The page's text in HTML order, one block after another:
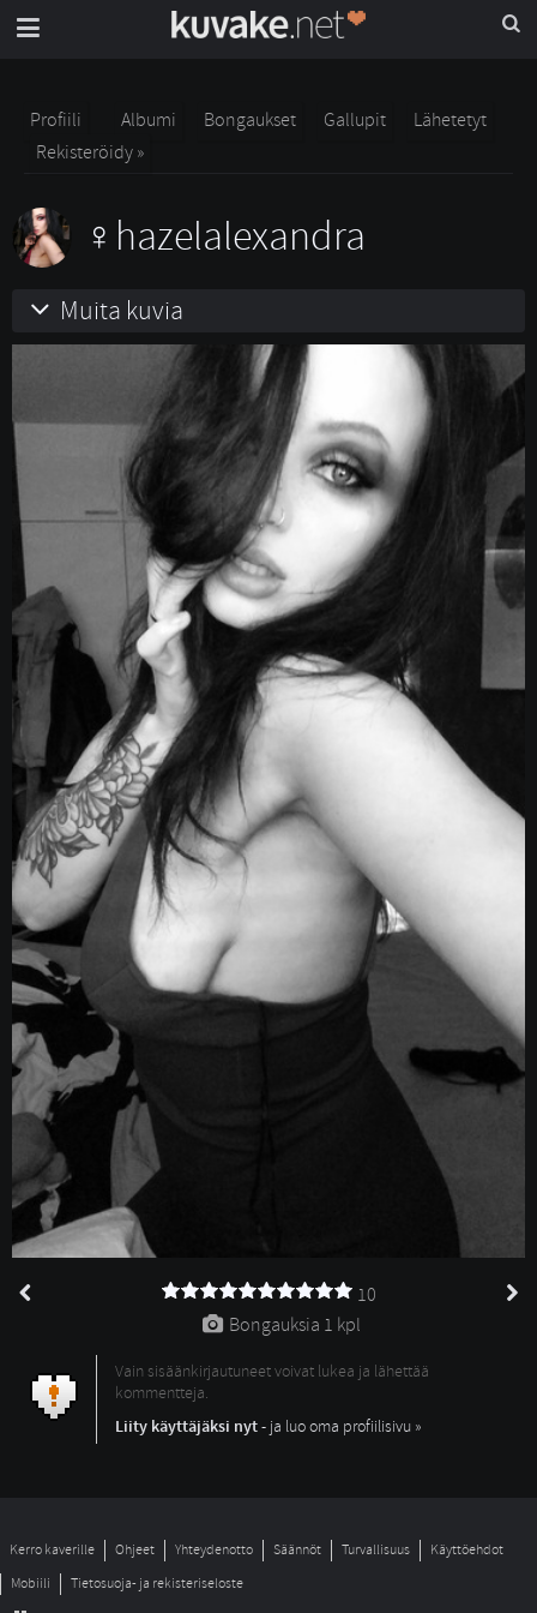
Profiili Albumi Bongaukset Gallupit
Lähetetyt
Rekisteröidy »
hazelalexandra
Muita kuvia
10
Bongauksia 1 kpl
Vain sisäänkirjautuneet voivat lukea ja lähettää
kommentteja.
Liity käyttäjäksi nyt- ja luo oma profiilisivu »
Kerro kaverille Ohjeet Yhteydenotto Säännöt Turvallisuus
Käyttöehdot
Mobiili
Tietosuoja- ja rekisteriseloste